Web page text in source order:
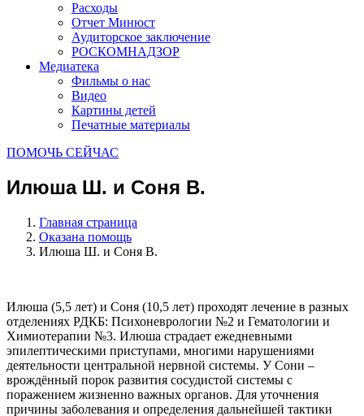
Расходы
Отчет Минюст
Аудиторское заключение
РОСКОМНАДЗОР
Медиатека
Фильмы о нас
Видео
Картины детей
Печатные материалы
ПОМОЧЬ СЕЙЧАС
Илюша Ш. и Соня В.
Главная страница
Оказана помощь
Илюша Ш. и Соня В.
Илюша (5,5 лет) и Соня (10,5 лет) проходят лечение в разных
отделениях РДКБ: Психоневрологии №2 и Гематологии и
Химиотерапии №3. Илюша страдает ежедневными
эпилептическими приступами, многими нарушениями
деятельности центральной нервной системы. У Сони –
врождённый порок развития сосудистой системы с
поражением жизненно важных органов. Для уточнения
причины заболевания и определения дальнейшей тактики